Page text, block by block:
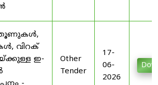
തൂണുകൾ,
വിറക്
ഇ-
Other
Tender
17-
06-
2026